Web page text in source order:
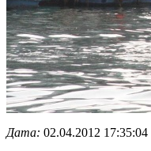
Дата: 02.04.2012 17:35:04